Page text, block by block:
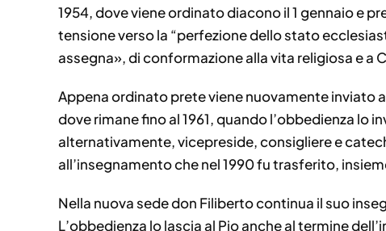
1954, dove viene ordinato diacono il 1 gennaio e
tensione verso la “perfezione dello stato
assegna», di conformazione alla vita religiosa e
Appena ordinato prete viene nuovamente inviato
dove rimane fino al 1961, quando l’obbedienza lo
alternativamente, vicepreside, consigliere e
all’insegnamento che nel 1990 fu trasferito,
Nella nuova sede don Filiberto continua il suo
L’obbedienza lo lascia al Pio anche al termine